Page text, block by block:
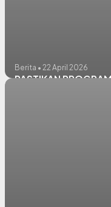
Berita • 22 April 2026
PASTIKAN